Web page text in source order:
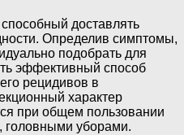
доставлять
Определив симптомы,
подобрать для
эффективный способ
рецидивов в
характер
при общем пользовании
головными уборами.